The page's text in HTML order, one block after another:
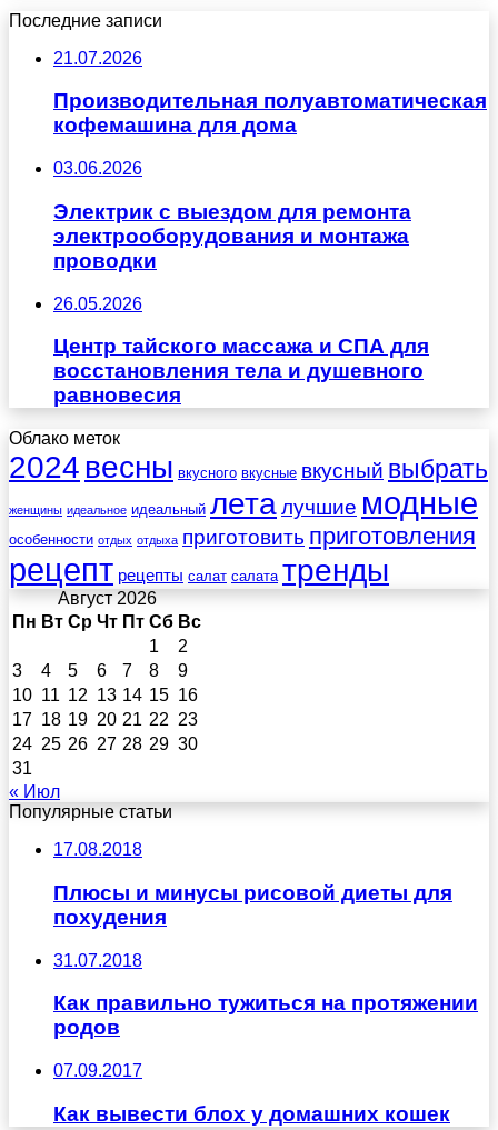
Последние записи
21.07.2026
Производительная полуавтоматическая
кофемашина для дома
03.06.2026
Электрик с выездом для ремонта
электрооборудования и монтажа
проводки
26.05.2026
Центр тайского массажа и СПА для
восстановления тела и душевного
равновесия
Облако меток
2024 весны вкусного вкусные вкусный выбрать
женщины идеальное идеальный леталучшие модные
особенности отдых отдыха приготовить приготовления
рецепт рецепты салат салата тренды
Август 2026
Пн Вт Ср Чт Пт Сб Вс
1
2
3
4 5 6 7 8
9
10 11 12 13 14 15 16
17 18 19 20 21 22 23
24 25 26 27 28 29 30
31
« Июл
Популярные статьи
17.08.2018
Плюсы и минусы рисовой диеты для
похудения
31.07.2018
Как правильно тужиться на протяжении
родов
07.09.2017
Как вывести блох у домашних кошек